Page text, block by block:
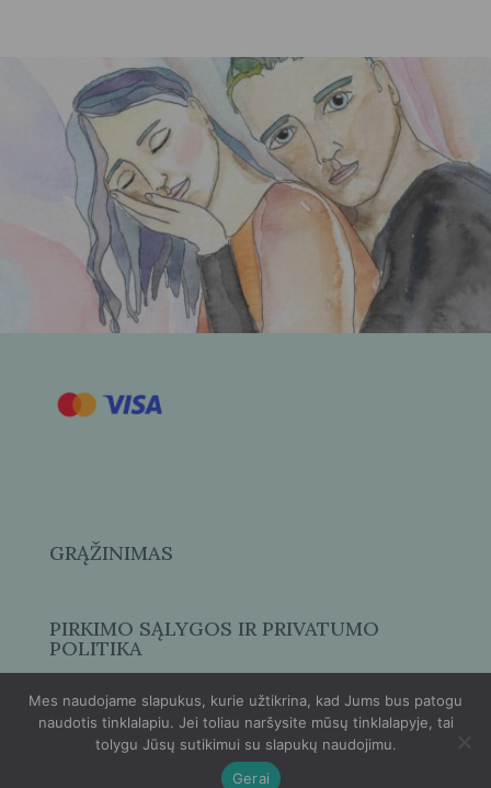
GRĄŽINIMAS
PIRKIMO SĄLYGOS IR PRIVATUMO
POLITIKA
Mes naudojame slapukus, kurie užtikrina, kad Jums bus patogu
naudotis tinklalapiu. Jei toliau naršysite mūsų tinklalapyje, tai
tolygu Jūsų sutikimui su slapukų naudojimu.
Gerai